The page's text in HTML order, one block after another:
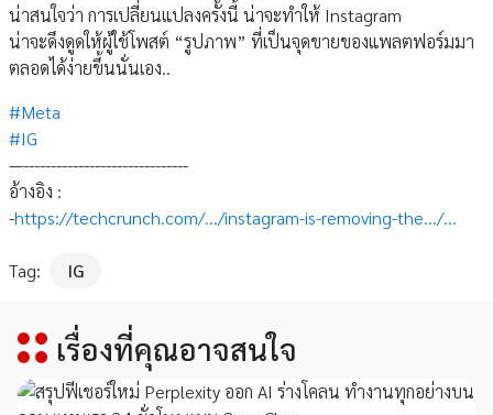
น่าสนใจว่า การเปลี่ยนแปลงครั้งนี้ น่าจะทำให้ Instagram
น่าจะดึงดูดให้ผู้ใช้โพสต์ “รูปภาพ” ที่เป็นจุดขายของแพลตฟอร์มมา
ตลอดได้ง่ายขึ้นนั่นเอง..
#Meta
#IG
—------------------------------
อ้างอิง :
-https://techcrunch.com/.../instagram-is-removing-the.../...
Tag: IG
เรื่องที่คุณอาจสนใจ